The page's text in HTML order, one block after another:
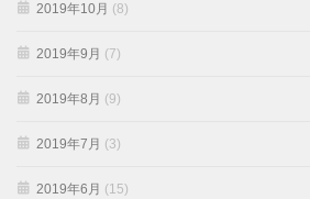
2019年10月 (8)
2019年9月 (7)
2019年8月 (9)
2019年7月 (3)
2019年6月 (15)